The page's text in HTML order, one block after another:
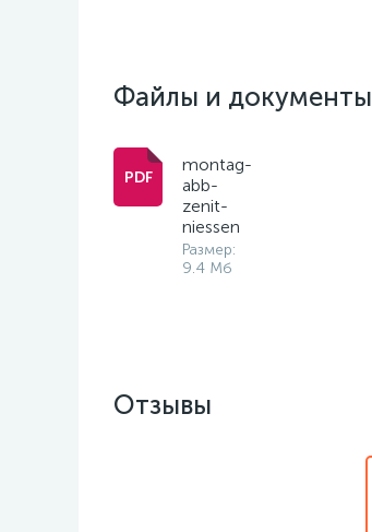
Файлы и документы
montag-
abb-
zenit-
niessen
Размер:
9.4 Мб
Отзывы